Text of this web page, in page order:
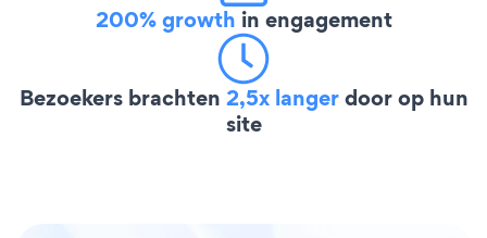
200% growth in engagement
Bezoekers brachten 2,5x langerdoor op hun
site